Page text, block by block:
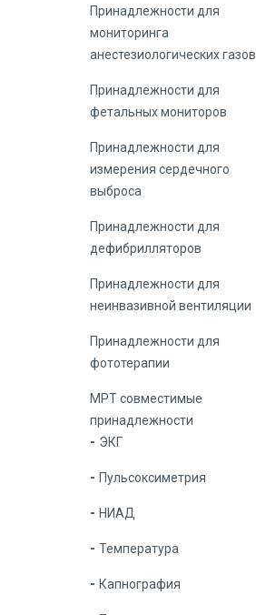
Принадлежности для
мониторинга
анестезиологических газов
Принадлежности для
фетальных мониторов
Принадлежности для
измерения сердечного
выброса
Принадлежности для
дефибрилляторов
Принадлежности для
неинвазивной вентиляции
Принадлежности для
фототерапии
МРТ совместимые
принадлежности
ЭКГ
Пульсоксиметрия
НИАД
Температура
Капнография